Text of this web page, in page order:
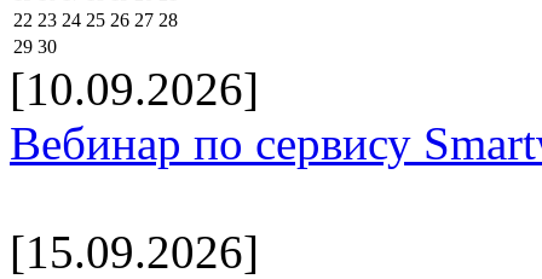
22 23 24 25 26 27 28
29 30
[10.09.2026]
Вебинар по сервису
[15.09.2026]